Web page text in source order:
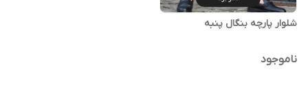
شلوار پارچه بنگال پنبه
ناموجود